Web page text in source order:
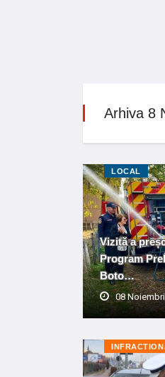
Arhiva 8
LOCAL
Vizită a
Program
Boto…
08